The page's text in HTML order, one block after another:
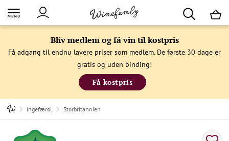
Bliv medlem og få vin til kostpris
Få adgang til endnu lavere priser som medlem. De første 30 dage er
gratis og uden binding!
Få kostpris
Ingefærøl Storbritannien